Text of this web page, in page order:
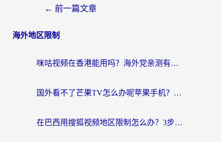
← 前一篇文章
海外地区限制
咪咕视频在香港能用吗？海外党亲测有效的回国加速方案来了
国外看不了芒果TV怎么办呢苹果手机？海外党追剧游戏的全能解决方案
在巴西用搜狐视频地区限制怎么办？3步解决海外看国内剧的烦恼